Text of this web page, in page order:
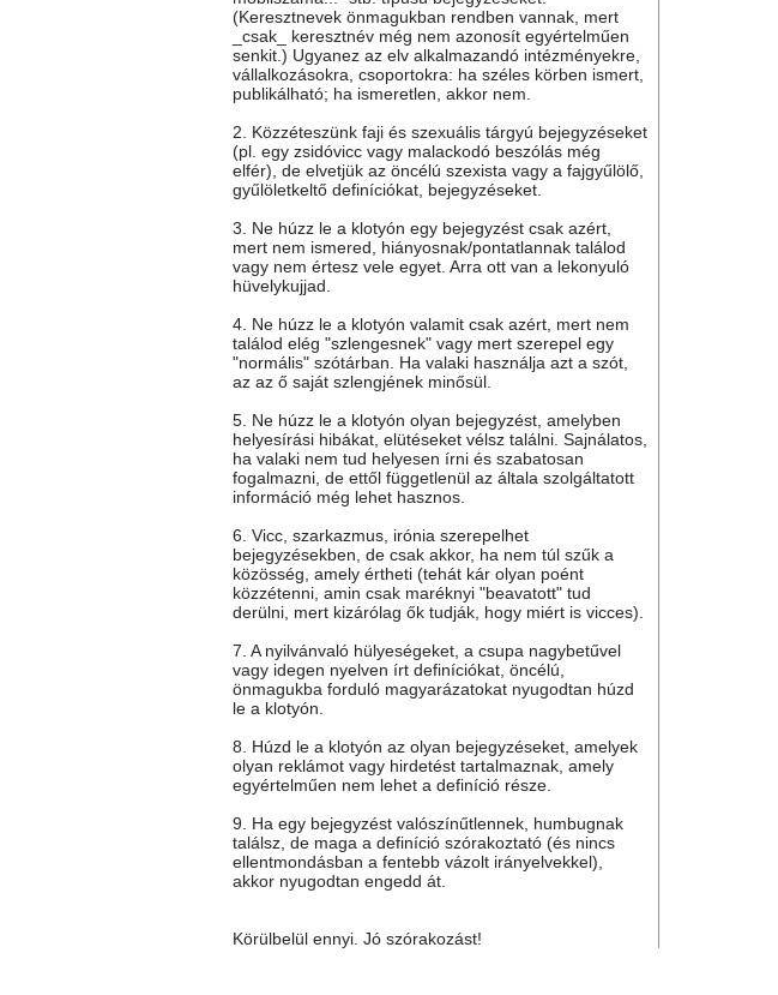
(Keresztnevek önmagukban rendben vannak, mert
_csak_ keresztnév még nem azonosít egyértelműen
senkit.) Ugyanez az elv alkalmazandó intézményekre,
vállalkozásokra, csoportokra: ha széles körben ismert,
publikálható; ha ismeretlen, akkor nem.
2. Közzéteszünk faji és szexuális tárgyú bejegyzéseket
(pl. egy zsidóvicc vagy malackodó beszólás még
elfér), de elvetjük az öncélú szexista vagy a fajgyűlölő,
gyűlöletkeltő definíciókat, bejegyzéseket.
3. Ne húzz le a klotyón egy bejegyzést csak azért,
mert nem ismered, hiányosnak/pontatlannak találod
vagy nem értesz vele egyet. Arra ott van a lekonyuló
hüvelykujjad.
4. Ne húzz le a klotyón valamit csak azért, mert nem
találod elég "szlengesnek" vagy mert szerepel egy
"normális" szótárban. Ha valaki használja azt a szót,
az az ő saját szlengjének minősül.
5. Ne húzz le a klotyón olyan bejegyzést, amelyben
helyesírási hibákat, elütéseket vélsz találni. Sajnálatos,
ha valaki nem tud helyesen írni és szabatosan
fogalmazni, de ettől függetlenül az általa szolgáltatott
információ még lehet hasznos.
6. Vicc, szarkazmus, irónia szerepelhet
bejegyzésekben, de csak akkor, ha nem túl szűk a
közösség, amely értheti (tehát kár olyan poént
közzétenni, amin csak maréknyi "beavatott" tud
derülni, mert kizárólag ők tudják, hogy miért is vicces).
7. A nyilvánvaló hülyeségeket, a csupa nagybetűvel
vagy idegen nyelven írt definíciókat, öncélú,
önmagukba forduló magyarázatokat nyugodtan húzd
le a klotyón.
8. Húzd le a klotyón az olyan bejegyzéseket, amelyek
olyan reklámot vagy hirdetést tartalmaznak, amely
egyértelműen nem lehet a definíció része.
9. Ha egy bejegyzést valószínűtlennek, humbugnak
találsz, de maga a definíció szórakoztató (és nincs
ellentmondásban a fentebb vázolt irányelvekkel),
akkor nyugodtan engedd át.
Körülbelül ennyi. Jó szórakozást!